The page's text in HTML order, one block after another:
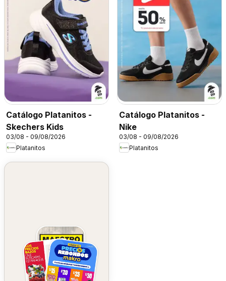
Catálogo Platanitos -
Skechers Kids
03/08 - 09/08/2026
Platanitos
Catálogo Platanitos -
Nike
03/08 - 09/08/2026
Platanitos